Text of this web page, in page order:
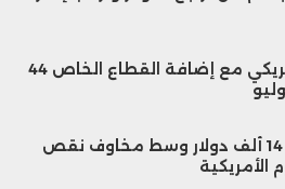
تباطؤ سوق العمل الأمريكي مع إضافة القطاع الخاص 44
النحاس يقترب من حاجز 14 ألف دولار وسط مخاوف نقص
الأمريكية